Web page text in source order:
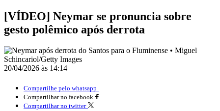
[VÍDEO] Neymar se pronuncia sobre
gesto polêmico após derrota
20/04/2026 às 14:14
Compartilhe pelo whatsapp
Compartilhar no facebook
Compartilhar no twitter